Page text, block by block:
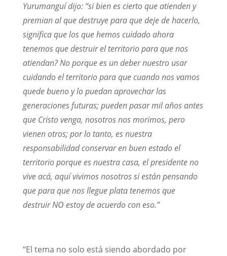
Yurumanguí dijo: “si bien es cierto que atienden y
premian al que destruye para que deje de hacerlo,
significa que los que hemos cuidado ahora
tenemos que destruir el territorio para que nos
atiendan? No porque es un deber nuestro usar
cuidando el territorio para que cuando nos vamos
quede bueno y lo puedan aprovechar las
generaciones futuras; pueden pasar mil años antes
que Cristo venga, nosotros nos morimos, pero
vienen otros; por lo tanto, es nuestra
responsabilidad conservar en buen estado el
territorio porque es nuestra casa, el presidente no
vive acá, aquí vivimos nosotros si están pensando
que para que nos llegue plata tenemos que
destruir NO estoy de acuerdo con eso.”
“El tema no solo está siendo abordado por